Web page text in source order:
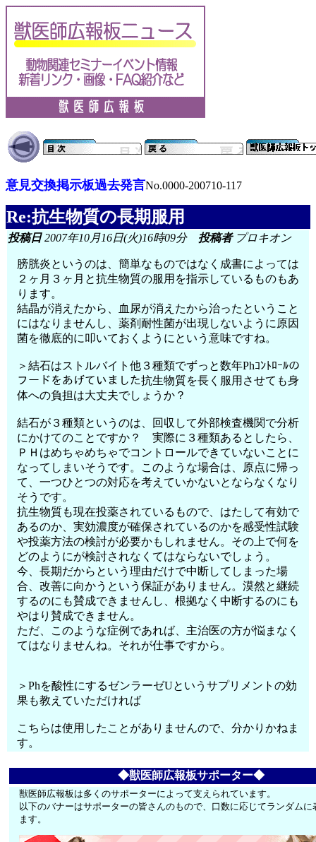
意見交換掲示板過去発言No.0000-200710-117
Re:抗生物質の長期服用
投稿日2007年10月16日(火)16時09分 投稿者プロキオン
膀胱炎というのは、簡単なものではなく成書によっては
２ヶ月３ヶ月と抗生物質の服用を指示しているものもあ
ります。
結晶が消えたから、血尿が消えたから治ったということ
にはなりませんし、薬剤耐性菌が出現しないように原因
菌を徹底的に叩いておくようにという意味ですね。
＞結石はストルバイト他３種類でずっと数年Phｺﾝﾄﾛｰﾙの
フードをあげていました抗生物質を長く服用させても身
体への負担は大丈夫でしょうか？
結石が３種類というのは、回収して外部検査機関で分析
にかけてのことですか？ 実際に３種類あるとしたら、
ＰＨはめちゃめちゃでコントロールできていないことに
なってしまいそうです。このような場合は、原点に帰っ
て、一つひとつの対応を考えていかないとならなくなり
そうです。
抗生物質も現在投薬されているもので、はたして有効で
あるのか、実効濃度が確保されているのかを感受性試験
や投薬方法の検討が必要かもしれません。その上で何を
どのようにが検討されなくてはならないでしょう。
今、長期だからという理由だけで中断してしまった場
合、改善に向かうという保証がありません。漠然と継続
するのにも賛成できませんし、根拠なく中断するのにも
やはり賛成できません。
ただ、このような症例であれば、主治医の方が悩まなく
てはなりませんね。それが仕事ですから。
＞Phを酸性にするゼンラーゼUというサプリメントの効
果も教えていただければ
こちらは使用したことがありませんので、分かりかねま
す。
◆獣医師広報板サポーター◆
獣医師広報板は多くのサポーターによって支えられています。
以下のバナーはサポーターの皆さんのもので、口数に応じてランダムに
ます。